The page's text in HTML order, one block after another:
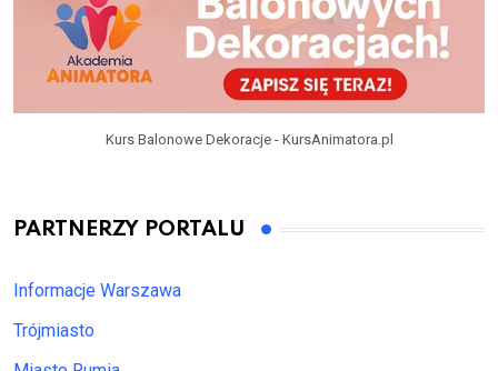
Kurs Balonowe Dekoracje - KursAnimatora.pl
PARTNERZY PORTALU
Informacje Warszawa
Trójmiasto